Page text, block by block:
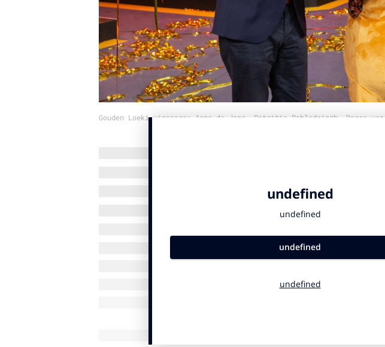
Gouden Loeki-winnaars: Arno de Jong, Patritia Pahladsingh, Darre